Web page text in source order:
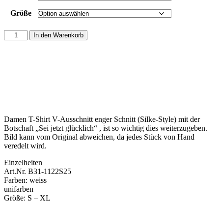
Größe
In den Warenkorb
Damen T-Shirt V-Ausschnitt enger Schnitt (Silke-Style) mit der
Botschaft „Sei jetzt glücklich“ , ist so wichtig dies weiterzugeben.
Bild kann vom Original abweichen, da jedes Stück von Hand
veredelt wird.
Einzelheiten
Art.Nr. B31-1122S25
Farben: weiss
unifarben
Größe: S – XL